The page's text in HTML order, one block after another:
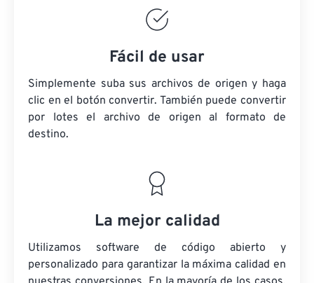
Fácil de usar
Simplemente suba sus archivos de origen y haga
clic en el botón convertir. También puede convertir
por lotes el archivo de origen al formato de
destino.
La mejor calidad
Utilizamos software de código abierto y
personalizado para garantizar la máxima calidad en